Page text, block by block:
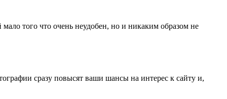
того что очень неудобен, но и никаким образом не
сразу повысят ваши шансы на интерес к сайту и,